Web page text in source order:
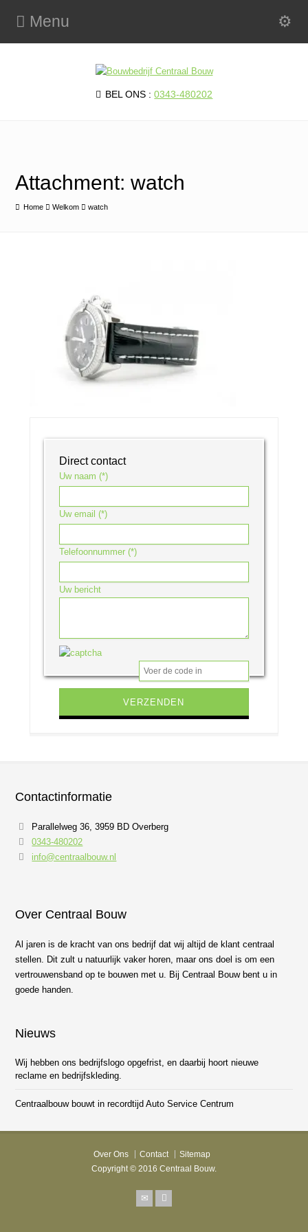
Menu
BEL ONS :0343-480202
Attachment: watch
Home Welkom watch
Direct contact
Uw naam (*)
Uw email (*)
Telefoonnummer (*)
Uw bericht
Gelieve dit veld leeg te laten.
Contactinformatie
Parallelweg 36, 3959 BD Overberg
0343-480202
info@centraalbouw.nl
Over Centraal Bouw
Al jaren is de kracht van ons bedrijf dat wij altijd de klant centraal
stellen. Dit zult u natuurlijk vaker horen, maar ons doel is om een
vertrouwensband op te bouwen met u. Bij Centraal Bouw bent u in
goede handen.
Nieuws
Wij hebben ons bedrijfslogo opgefrist, en daarbij hoort nieuwe
reclame en bedrijfskleding.
Centraalbouw bouwt in recordtijd Auto Service Centrum
Over Ons Contact
Sitemap
Copyright © 2016 Centraal Bouw.